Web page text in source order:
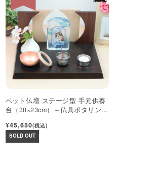
ペット仏壇 ステージ型 手元供養
台（30×23cm）＋仏具ポタリンセ
¥45,650(税込)
SOLD OUT